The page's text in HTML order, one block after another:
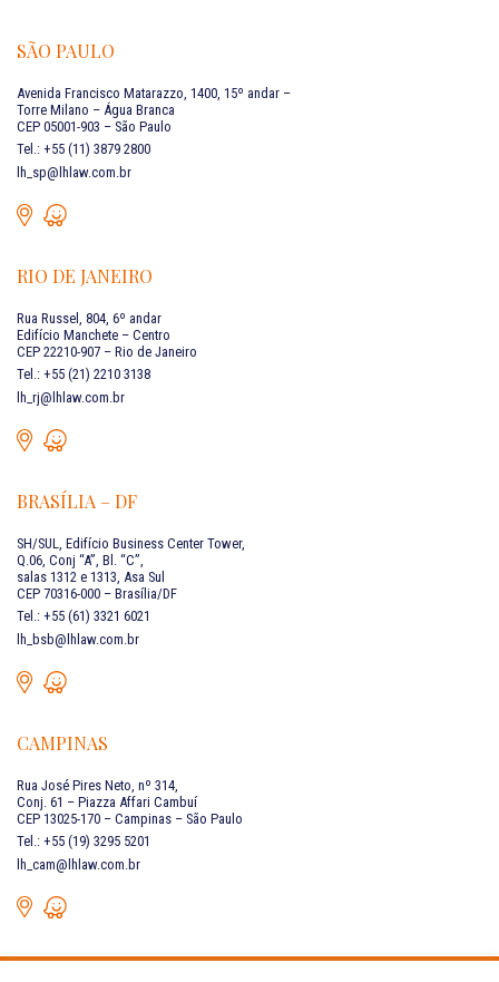
SÃO PAULO
Avenida Francisco Matarazzo, 1400, 15º andar –
Torre Milano – Água Branca
CEP 05001-903 – São Paulo
Tel.: +55 (11) 3879 2800
lh_sp@lhlaw.com.br
RIO DE JANEIRO
Rua Russel, 804, 6º andar
Edifício Manchete – Centro
CEP 22210-907 – Rio de Janeiro
Tel.: +55 (21) 2210 3138
lh_rj@lhlaw.com.br
BRASÍLIA – DF
SH/SUL, Edifício Business Center Tower,
Q.06, Conj “A”, Bl. “C”,
salas 1312 e 1313, Asa Sul
CEP 70316-000 – Brasília/DF
Tel.: +55 (61) 3321 6021
lh_bsb@lhlaw.com.br
CAMPINAS
Rua José Pires Neto, nº 314,
Conj. 61 – Piazza Affari Cambuí
CEP 13025-170 – Campinas – São Paulo
Tel.: +55 (19) 3295 5201
lh_cam@lhlaw.com.br